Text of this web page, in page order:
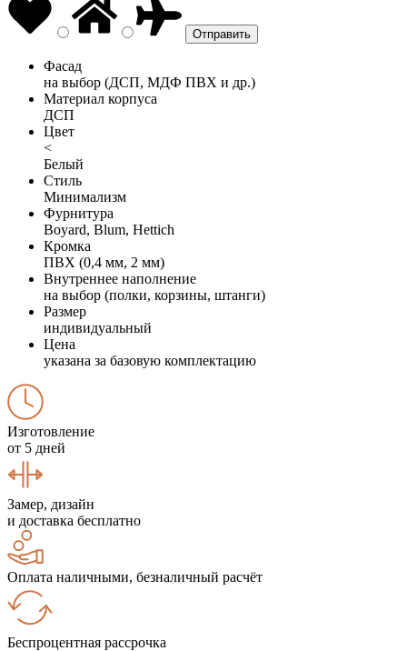
Фасад
на выбор (ДСП, МДФ ПВХ и др.)
Материал корпуса
ДСП
Цвет
<
Белый
Стиль
Минимализм
Фурнитура
Boyard, Blum, Hettich
Кромка
ПВХ (0,4 мм, 2 мм)
Внутреннее наполнение
на выбор (полки, корзины, штанги)
Размер
индивидуальный
Цена
указана за базовую комплектацию
Изготовление
от 5 дней
Замер, дизайн
и доставка бесплатно
Оплата наличными, безналичный расчёт
Беспроцентная рассрочка